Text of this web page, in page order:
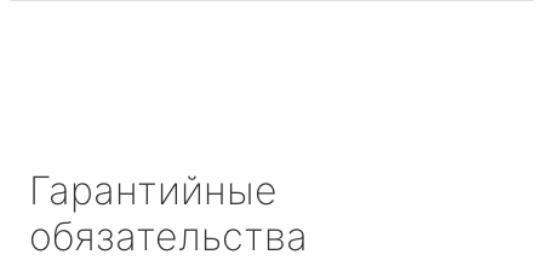
Гарантийные
обязательства